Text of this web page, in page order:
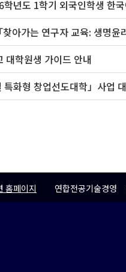
대학원생 가이드 안내
홈페이지 연합전공기술경영